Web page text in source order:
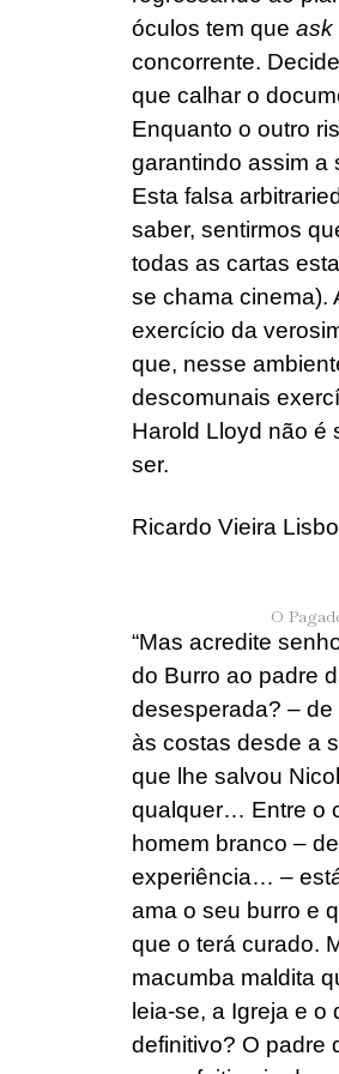
óculos tem que ask
concorrente.
que calhar o
Enquanto o outro
garantindo assim a
Esta falsa
saber, sentirmos
todas as cartas
se chama cinema).
exercício da
que, nesse
descomunais
Harold Lloyd não é
ser.
Ricardo Vieira
O
“Mas acredite
do Burro ao padre
desesperada? –
às costas desde a
que lhe salvou
qualquer… Entre o
homem branco –
experiência… –
ama o seu burro e
que o terá curado.
macumba maldita
leia-se, a Igreja e o
definitivo? O padre